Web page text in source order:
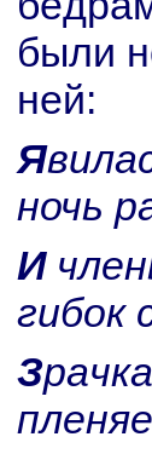
были
ней:
Явилась онa как полный месяц в
ночь
И члены нежны её и строен и
гибок
Зpaчками прелестными